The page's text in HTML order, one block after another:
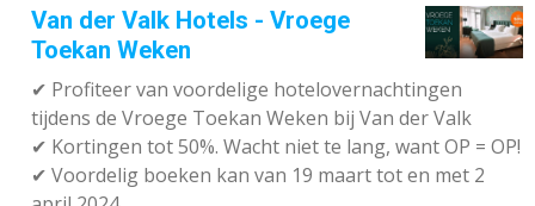
Van der Valk Hotels - Vroege
Toekan Weken
✔ Profiteer van voordelige hotelovernachtingen
tijdens de Vroege Toekan Weken bij Van der Valk
✔ Kortingen tot 50%. Wacht niet te lang, want OP = OP!
✔ Voordelig boeken kan van 19 maart tot en met 2